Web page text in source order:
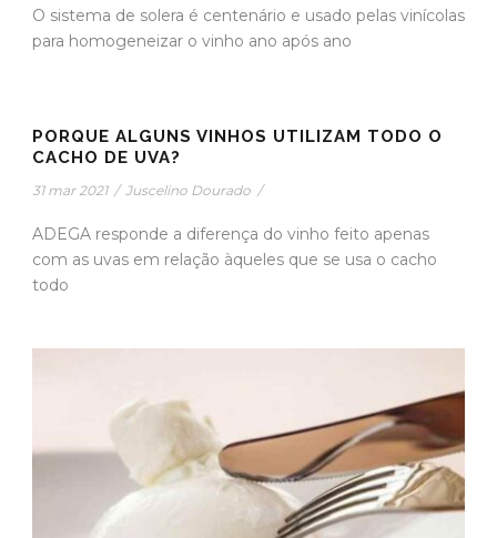
O sistema de solera é centenário e usado pelas vinícolas
para homogeneizar o vinho ano após ano
PORQUE ALGUNS VINHOS UTILIZAM TODO O
CACHO DE UVA?
31 mar 2021 / Juscelino Dourado /
ADEGA responde a diferença do vinho feito apenas
com as uvas em relação àqueles que se usa o cacho
todo